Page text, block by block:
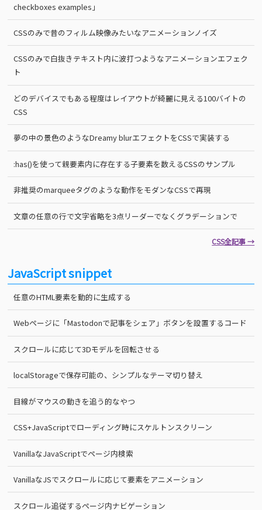
checkboxes examples」
CSSのみで昔のフィルム映像みたいなアニメーションノイズ
CSSのみで白抜きテキスト内に波打つようなアニメーションエフェク
ト
どのデバイスでもある程度はレイアウトが綺麗に見える100バイトの
CSS
夢の中の景色のようなDreamy blurエフェクトをCSSで実装する
:has()を使って親要素内に存在する子要素を数えるCSSのサンプル
非推奨のmarqueeタグのような動作をモダンなCSSで再現
文章の任意の行で文字省略を3点リーダーでなくグラデーションで
CSS全記事 →
JavaScript snippet
任意のHTML要素を動的に生成する
Webページに「Mastodonで記事をシェア」ボタンを設置するコード
スクロールに応じて3Dモデルを回転させる
localStorageで保存可能の、シンプルなテーマ切り替え
目線がマウスの動きを追う的なやつ
CSS+JavaScriptでローディング時にスケルトンスクリーン
VanillaなJavaScriptでページ内検索
VanillaなJSでスクロールに応じて要素をアニメーション
スクロール追従するページ内ナビゲーション